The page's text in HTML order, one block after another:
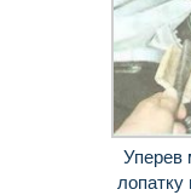
Уперев
лопатку